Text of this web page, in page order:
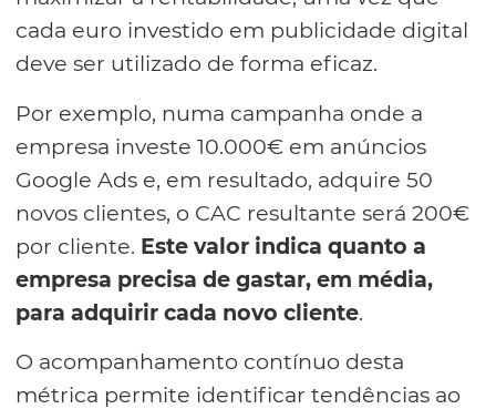
cada euro investido em publicidade digital
deve ser utilizado de forma eficaz.
Por exemplo, numa campanha onde a
empresa investe 10.000€ em anúncios
Google Ads e, em resultado, adquire 50
novos clientes, o CAC resultante será 200€
por cliente. Este valor indica quanto a
empresa precisa de gastar, em média,
para adquirir cada novo cliente.
O acompanhamento contínuo desta
métrica permite identificar tendências ao